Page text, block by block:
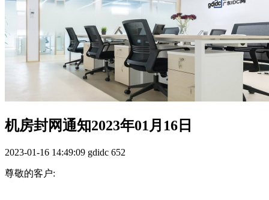
机房封网通知2023年01月16日
2023-01-16 14:49:09 gdidc 652
尊敬的客户: